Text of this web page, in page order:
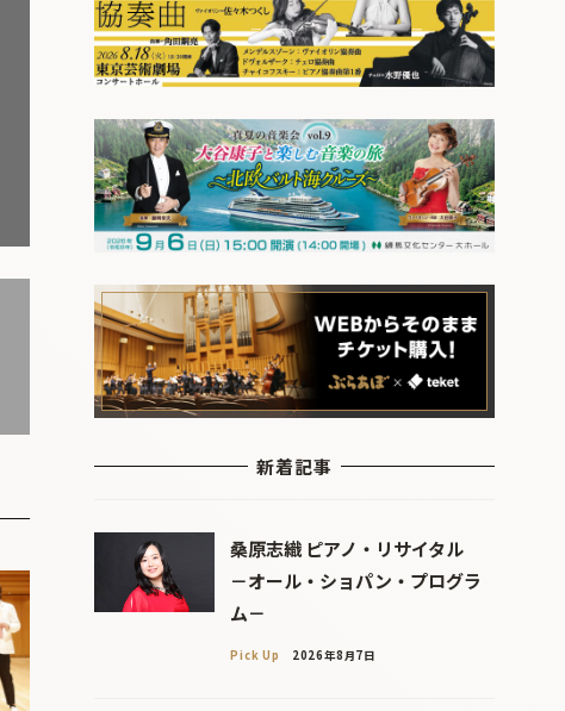
新着記事
桑原志織 ピアノ・リサイタル
－オール・ショパン・プログラ
ム－
Pick Up 2026年8月7日